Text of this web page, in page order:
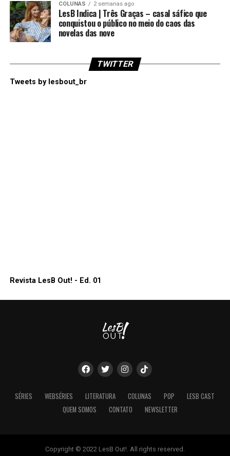
COLUNAS 2 semanas ago
LesB Indica | Três Graças – casal sáfico que
conquistou o público no meio do caos das
novelas das nove
TWITTER
Tweets by lesbout_br
Revista LesB Out! - Ed. 01
SÉRIES WEBSÉRIES LITERATURA COLUNAS POP
LESB CAST
QUEM SOMOS
CONTATO NEWSLETTER
Copyright © 2022 LesB Out!. All rights reserved.